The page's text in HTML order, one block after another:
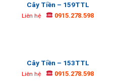
Cây Tiền – 159TTL
Liên hệ 0915.278.598
Cây Tiền – 153TTL
Liên hệ 0915.278.598